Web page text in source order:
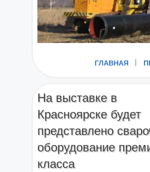
ГЛАВНАЯ
На выставке в
Красноярске будет
представлено
оборудование
класса